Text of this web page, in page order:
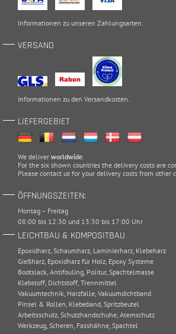
Informationen zu unseren Zahlungsarten
VERSAND
Informationen zu den Versandkosten
LIEFERGEBIET
We deliver worldwide
For the six shown countries the delivery costs are
Please contact us for your delivery costs from other
ÖFFNUNGSZEITEN:
Montag – Freitag
08:00 bis 12:30 und 13:30 bis 17:00 Uhr
LEICHTBAU & KOMPOSITBAU
Epoxidharz Schaumharz Laminierharz Klebeharz
Gießharz Epoxidharz für Holz Epoxy Systeme
Bootslack Antifouling Politur, Spachtelmasse
Klebstoff Dichtstoff Trennmittel
Vakuumtechnik Harzfalle Vakuumdichtband
Pinsel & Rollen Klebeband Spritzbeutel
Arbeitsschutz Schutzhandschuhe Atemschutz
Werkzeug Scheren Fasshähne Spachtel